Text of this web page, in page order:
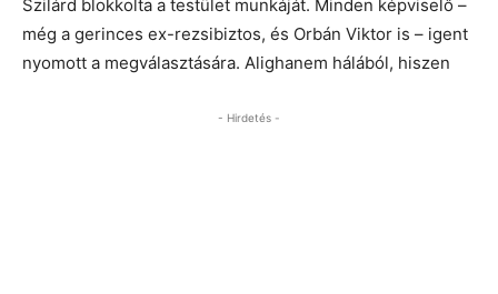
Szilárd blokkolta a testület munkáját. Minden képviselő –
még a gerinces ex-rezsibiztos, és Orbán Viktor is – igent
nyomott a megválasztására. Alighanem hálából, hiszen
- Hirdetés -